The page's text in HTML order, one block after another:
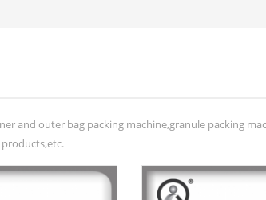
and outer bag packing machine,granule packing